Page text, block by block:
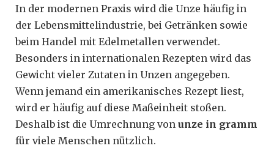
In der modernen Praxis wird die Unze häufig in
der Lebensmittelindustrie, bei Getränken sowie
beim Handel mit Edelmetallen verwendet.
Besonders in internationalen Rezepten wird das
Gewicht vieler Zutaten in Unzen angegeben.
Wenn jemand ein amerikanisches Rezept liest,
wird er häufig auf diese Maßeinheit stoßen.
Deshalb ist die Umrechnung von unze in gramm
für viele Menschen nützlich.